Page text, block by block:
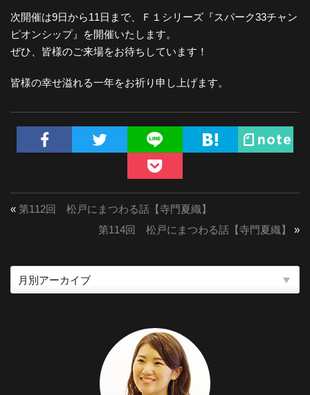
次開催は9日から11日まで、Ｆ１シリーズ『スパーク33チャン
ピオンシップ』を開催いたします。
ぜひ、皆様のご来場をお待ちしています！
皆様の幸せ溢れる一年をお祈り申し上げます。
« 第112回 松戸にまつわる話【寺門夏織】
第114回 松戸にまつわる話【寺門夏織】
»